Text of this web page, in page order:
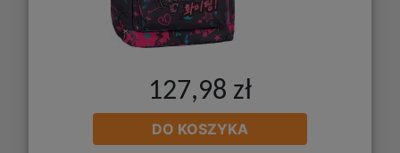
127,98 zł
DO KOSZYKA